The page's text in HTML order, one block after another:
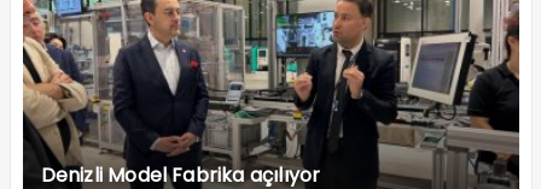
Denizli Model Fabrika açılıyor